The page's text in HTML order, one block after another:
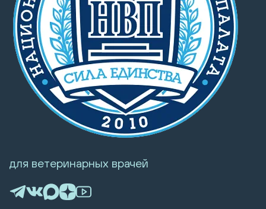
для ветеринарных врачей